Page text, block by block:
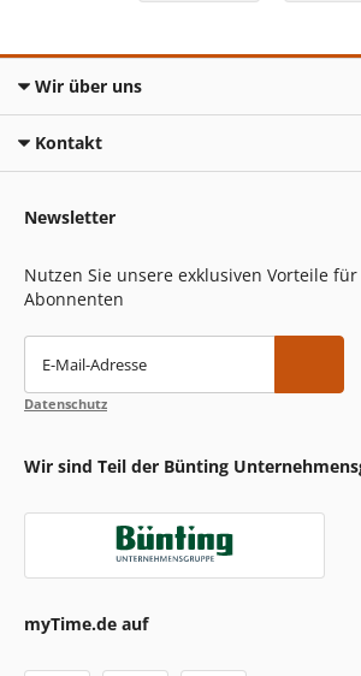
Wir über uns
Kontakt
Newsletter
Nutzen Sie unsere exklusiven Vorteile
Abonnenten
E-Mail-Adresse
Datenschutz
Wir sind Teil der Bünting
myTime.de auf